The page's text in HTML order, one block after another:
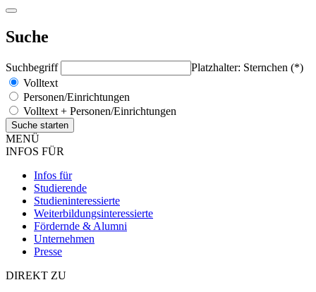
Suche
Suchbegriff
Platzhalter: Sternchen (*)
Volltext
Personen/Einrichtungen
Volltext + Personen/Einrichtungen
MENÜ
INFOS FÜR
Infos für
Studierende
Studieninteressierte
Weiterbildungsinteressierte
Fördernde & Alumni
Unternehmen
Presse
DIREKT ZU